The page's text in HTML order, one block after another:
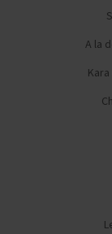
A la